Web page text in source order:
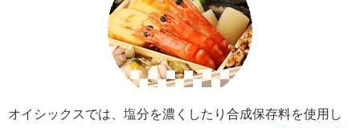
オイシックスでは、塩分を濃くしたり合成保存料を使用し